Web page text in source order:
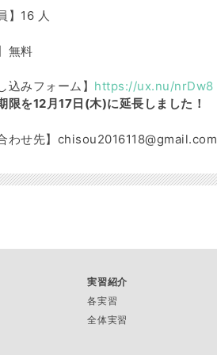
】16 人
無料
込みフォーム】 https://ux.nu/nrDw8
限を12月17日(木)に延長しました！
わせ先】chisou2016118@gmail.com
実習紹介
各実習
全体実習